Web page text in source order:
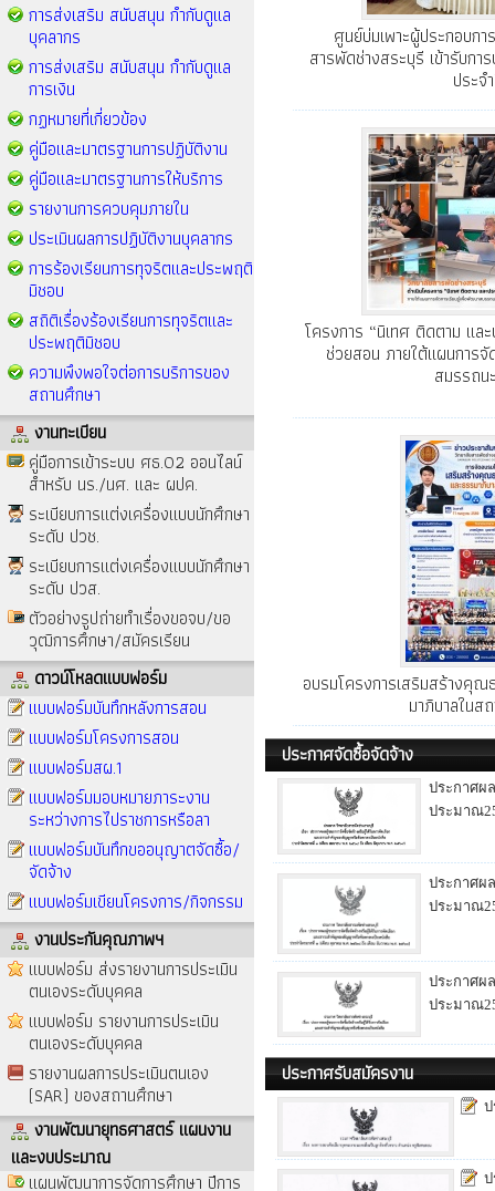
การส่งเสริม สนับสนุน กำกับดูแล
บุคลากร
การส่งเสริม สนับสนุน กำกับดูแล
การเงิน
กฏหมายที่เกี่ยวข้อง
คู่มือและมาตรฐานการปฏิบัติงาน
คู่มือและมาตรฐานการให้บริการ
รายงานการควบคุมภายใน
ประเมินผลการปฏิบัติงานบุคลากร
การร้องเรียนการทุจริตและประพฤติ
มิชอบ
สถิติเรื่องร้องเรียนการทุจริตและ
ประพฤติมิชอบ
ความพึงพอใจต่อการบริการของ
สถานศึกษา
งานทะเบียน
คู่มือการเข้าระบบ ศธ.02 ออนไลน์
สำหรับ นร./นศ. และ ผปค.
ระเบียบการแต่งเครื่องแบบนักศึกษา
ระดับ ปวช.
ระเบียบการแต่งเครื่องแบบนักศึกษา
ระดับ ปวส.
ตัวอย่างรูปถ่ายทำเรื่องขอจบ/ขอ
วุฒิการศึกษา/สมัครเรียน
ดาวน์โหลดแบบฟอร์ม
แบบฟอร์มบันทึกหลังการสอน
แบบฟอร์มโครงการสอน
แบบฟอร์มสผ.1
แบบฟอร์มมอบหมายภาระงาน
ระหว่างการไปราชการหรือลา
แบบฟอร์มบันทึกขออนุญาตจัดซื้อ/
จัดจ้าง
แบบฟอร์มเขียนโครงการ/กิจกรรม
งานประกันคุณภาพฯ
แบบฟอร์ม ส่งรายงานการประเมิน
ตนเองระดับบุคคล
แบบฟอร์ม รายงานการประเมิน
ตนเองระดับบุคคล
รายงานผลการประเมินตนเอง
(SAR) ของสถานศึกษา
งานพัฒนายุทธศาสตร์ แผนงาน
และงบประมาณ
แผนพัฒนาการจัดการศึกษา ปีการ
ศูนย์บ่มเพาะผู้ประกอบก
สารพัดช่างสระบุรี เข้ารับกา
ประจ
โครงการ “นิเทศ ติดตาม แล
ช่วยสอน ภายใต้แผนการ
สมรรถน
อบรมโครงการเสริมสร้างคุ
มาภิบาลในส
ประกาศจัดซื้อจัดจ้าง
ประกาศผ
ประมาณ
ประกาศผ
ประมาณ
ประกาศผ
ประมาณ
ประกาศรับสมัครงาน
ป
ป